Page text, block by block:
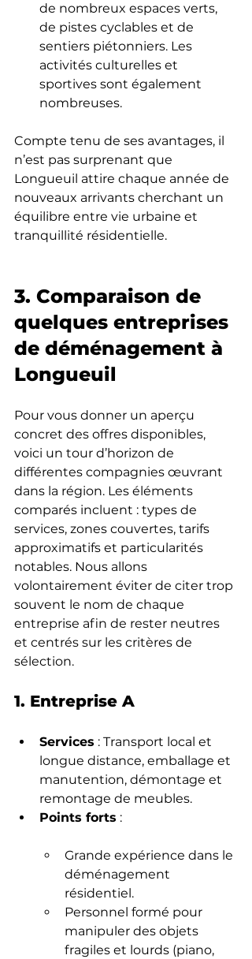
de nombreux espaces verts,
de pistes cyclables et de
sentiers piétonniers. Les
activités culturelles et
sportives sont également
nombreuses.
Compte tenu de ses avantages, il
n’est pas surprenant que
Longueuil attire chaque année de
nouveaux arrivants cherchant un
équilibre entre vie urbaine et
tranquillité résidentielle.
3. Comparaison de
quelques entreprises
de déménagement à
Longueuil
Pour vous donner un aperçu
concret des offres disponibles,
voici un tour d’horizon de
différentes compagnies œuvrant
dans la région. Les éléments
comparés incluent : types de
services, zones couvertes, tarifs
approximatifs et particularités
notables. Nous allons
volontairement éviter de citer trop
souvent le nom de chaque
entreprise afin de rester neutres
et centrés sur les critères de
sélection.
1. Entreprise A
Services : Transport local et
longue distance, emballage et
manutention, démontage et
remontage de meubles.
Points forts :
Grande expérience dans le
déménagement
résidentiel.
Personnel formé pour
manipuler des objets
fragiles et lourds (piano,